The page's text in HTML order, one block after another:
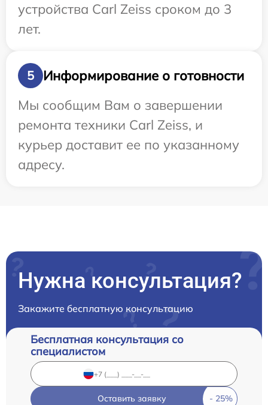
устройства Carl Zeiss сроком до 3
лет.
5
Информирование о готовности
Мы сообщим Вам о завершении
ремонта техники Carl Zeiss, и
курьер доставит ее по указанному
адресу.
Нужна консультация?
Закажите бесплатную консультацию
Бесплатная консультация со
специалистом
Оставить заявку